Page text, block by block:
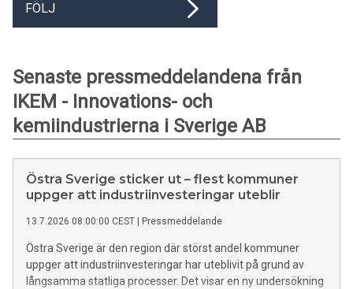
FÖLJ
Senaste pressmeddelandena från
IKEM - Innovations- och
kemiindustrierna i Sverige AB
Östra Sverige sticker ut – flest kommuner
uppger att industriinvesteringar uteblir
13.7.2026 08:00:00 CEST Pressmeddelande
Östra Sverige är den region där störst andel kommuner
uppger att industriinvesteringar har uteblivit på grund av
långsamma statliga processer. Det visar en ny undersökning